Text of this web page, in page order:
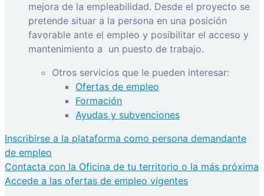
mejora de la empleabilidad. Desde el proyecto se
pretende situar a la persona en una posición
favorable ante el empleo y posibilitar el acceso y
mantenimiento a un puesto de trabajo.
Otros servicios que le pueden interesar:
Ofertas de empleo
Formación
Ayudas y subvenciones
Inscribirse a la plataforma como persona demandante
de empleo
Contacta con la Oficina de tu territorio o la más próxima
Accede a las ofertas de empleo vigentes